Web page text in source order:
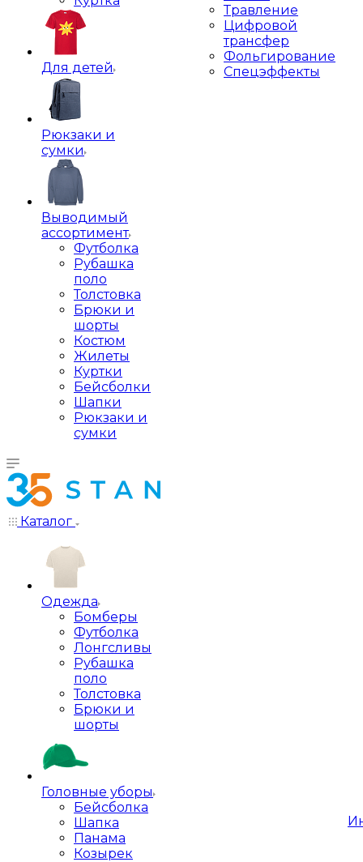
Для детей
Рюкзаки и
сумки
Выводимый
ассортимент
Футболка
Рубашка
поло
Толстовка
Брюки и
шорты
Костюм
Жилеты
Куртки
Бейсболки
Шапки
Рюкзаки и
сумки
Травление
Цифровой
трансфер
Фольгирование
Спецэффекты
Каталог
Одежда
Бомберы
Футболка
Лонгсливы
Рубашка
поло
Толстовка
Брюки и
шорты
Головные уборы
Бейсболка
Шапка
Панама
Козырек